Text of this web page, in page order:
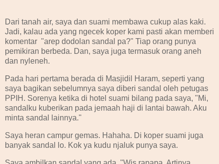
Dari tanah air, saya dan suami membawa cukup alas kaki.
Jadi, kalau ada yang ngecek koper kami pasti akan memberi
komentar "arep dodolan sandal pa?" Tiap orang punya
pemikiran berbeda. Dan, saya juga termasuk orang aneh
dan nyleneh.
Pada hari pertama berada di Masjidil Haram, seperti yang
saya bagikan sebelumnya saya diberi sandal oleh petugas
PPIH. Sorenya ketika di hotel suami bilang pada saya, "Mi,
sandalku kuberikan pada jemaah haji di lantai bawah. Aku
minta sandal lainnya."
Saya heran campur gemas. Hahaha. Di koper suami juga
banyak sandal lo. Kok ya kudu njaluk punya saya.